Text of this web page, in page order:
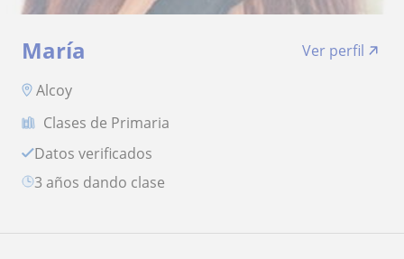
María
Ver perfil
Alcoy
Clases de Primaria
Datos verificados
3 años dando clase